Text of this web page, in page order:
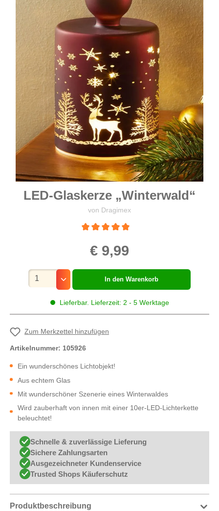
LED-Glaskerze „Winterwald“
von Dragimex
€ 9,99
Lieferbar. Lieferzeit: 2 - 5 Werktage
Mengenauswahl
In den Warenkorb
Zum Merkzettel hinzufügen
Artikelnummer: 105926
Ein wunderschönes Lichtobjekt!
Aus echtem Glas
Mit wunderschöner Szenerie eines Winterwaldes
Wird zauberhaft von innen mit einer 10er-LED-Lichterkette
beleuchtet!
Schnelle & zuverlässige Lieferung
Sichere Zahlungsarten
Ausgezeichneter Kundenservice
Trusted Shops Käuferschutz
Produktbeschreibung